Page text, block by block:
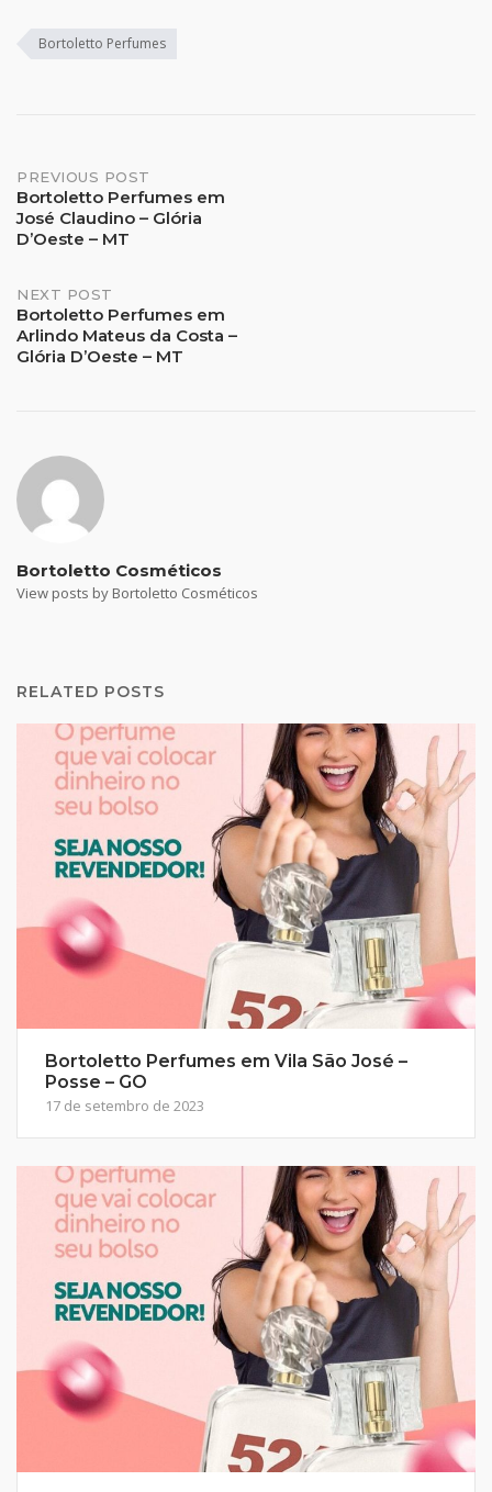
Bortoletto Perfumes
Post
navigation
PREVIOUS POST
Bortoletto Perfumes em
José Claudino – Glória
D’Oeste – MT
NEXT POST
Bortoletto Perfumes em
Arlindo Mateus da Costa –
Glória D’Oeste – MT
Bortoletto Cosméticos
View posts by Bortoletto Cosméticos
RELATED POSTS
Bortoletto Perfumes em Vila São José –
Posse – GO
17 de setembro de 2023